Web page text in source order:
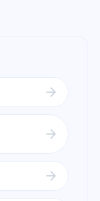
arrow_forward
arrow_forward
arrow_forward